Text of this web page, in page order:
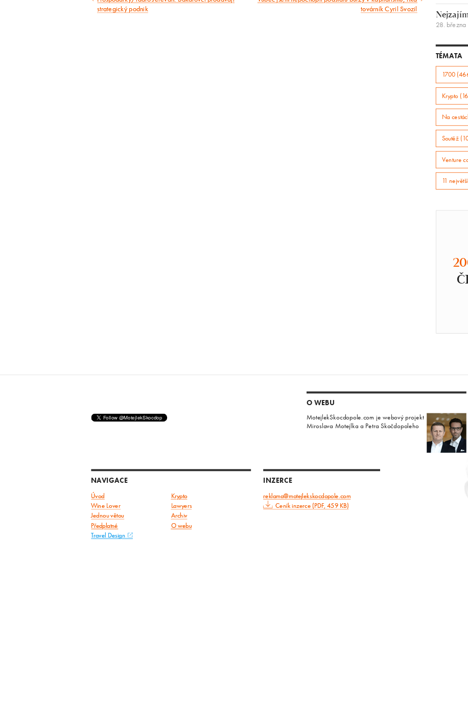
Předcházející
strategický podnik
Následující
továrník Cyril Svozil
28.
TÉMATA
1700
Krypto
Na
Soutěž
Venture
11
O WEBU
MotejlekSkocdopole.com je webový projekt
Miroslava Motejlka a Petra Skočdopoleho
NAVIGACE
Úvod Krypto
Wine Lover
Lawyers
Jednou větou
Archiv
Předplatné O webu
Travel Design
INZERCE
reklama@motejlekskocdopole.com
Ceník inzerce (PDF, 459 KB)